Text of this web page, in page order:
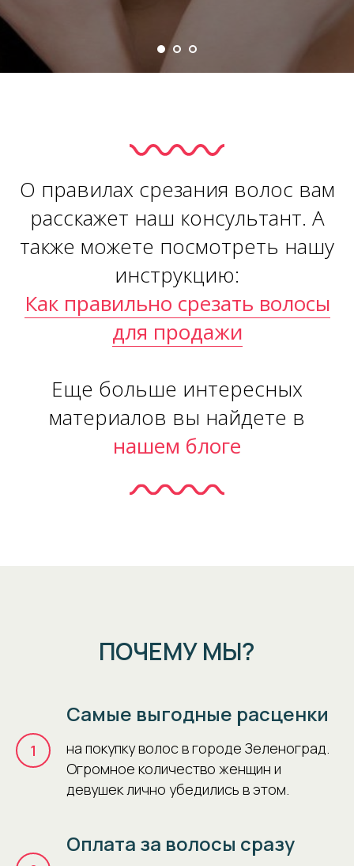
О правилах срезания волос вам
расскажет наш консультант. А
также можете посмотреть нашу
инструкцию:
Как правильно срезать волосы
для продажи
Еще больше интересных
материалов вы найдете в
нашем блоге
ПОЧЕМУ МЫ?
1
Самые выгодные расценки
на покупку волос в городе Зеленоград.
Огромное количество женщин и
девушек лично убедились в этом.
Оплата за волосы сразу